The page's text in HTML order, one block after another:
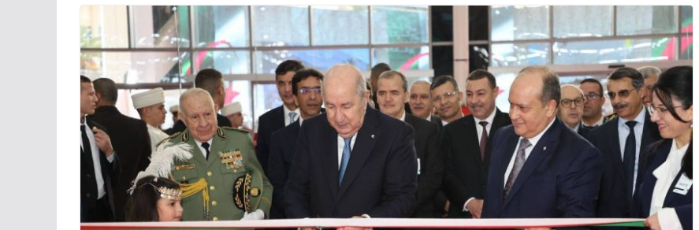
Oran accueille une nouvelle édition
de l’initiative nationale « Ports
Bleus » pour la protection du
littoral